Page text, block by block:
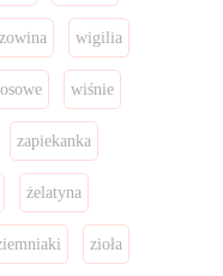
wigilia
wiśnie
zapiekanka
żelatyna
zioła